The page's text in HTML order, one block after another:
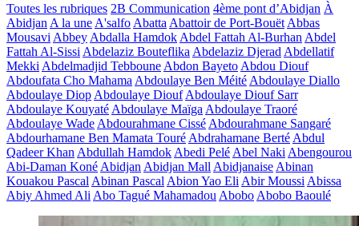
Toutes les rubriques 2B Communication 4ème pont d’Abidjan À
Abidjan A la une A'salfo Abatta Abattoir de Port-Bouët Abbas
Mousavi Abbey Abdalla Hamdok Abdel Fattah Al-Burhan Abdel
Fattah Al-Sissi Abdelaziz Bouteflika Abdelaziz Djerad Abdellatif
Mekki Abdelmadjid Tebboune Abdon Bayeto Abdou Diouf
Abdoufata Cho Mahama Abdoulaye Ben Méité Abdoulaye Diallo
Abdoulaye Diop Abdoulaye Diouf Abdoulaye Diouf Sarr
Abdoulaye Kouyaté Abdoulaye Maïga Abdoulaye Traoré
Abdoulaye Wade Abdourahmane Cissé Abdourahmane Sangaré
Abdourhamane Ben Mamata Touré Abdrahamane Berté Abdul
Qadeer Khan Abdullah Hamdok Abedi Pelé Abel Naki Abengourou
Abi-Daman Koné Abidjan Abidjan Mall Abidjanaise Abinan
Kouakou Pascal Abinan Pascal Abion Yao Eli Abir Moussi Abissa
Abiy Ahmed Ali Abo Tagué Mahamadou Abobo Abobo Baoulé